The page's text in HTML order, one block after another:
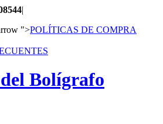
|
">POLÍTICAS DE COMPRA